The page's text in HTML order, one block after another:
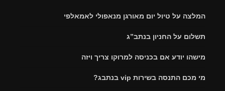
המלצה על טיול יום מאורגן מנאפולי לאמאלפי
תשלום על החניון בנתב”ג
מישהו יודע אם בכניסה למרוקו צריך ויזה
מי מכם התנסה בשירות vip בנתבג?